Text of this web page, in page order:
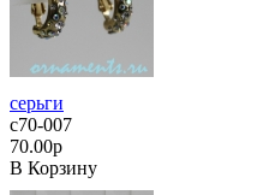
серьги
с70-007
70.00р
В Корзину